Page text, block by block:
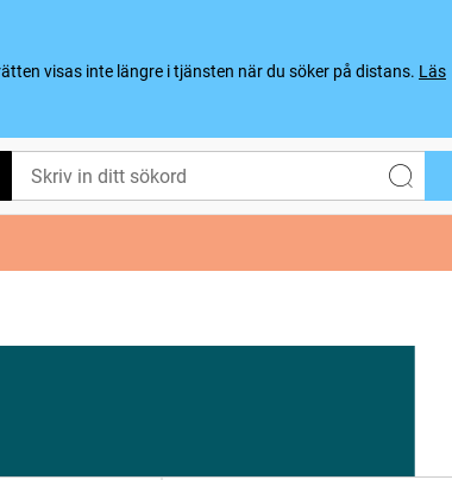
visas inte längre i tjänsten när du söker på distans. Läs